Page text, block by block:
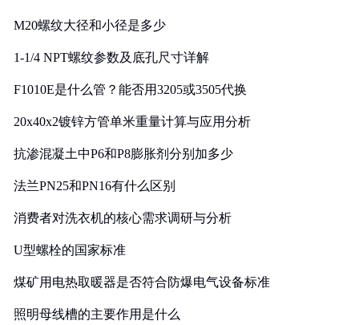
M20螺纹大径和小径是多少
1-1/4 NPT螺纹参数及底孔尺寸详解
F1010E是什么管？能否用3205或3505代换
20x40x2镀锌方管单米重量计算与应用分析
抗渗混凝土中P6和P8膨胀剂分别加多少
法兰PN25和PN16有什么区别
消费者对洗衣机的核心需求调研与分析
U型螺栓的国家标准
煤矿用电热取暖器是否符合防爆电气设备标准
照明母线槽的主要作用是什么